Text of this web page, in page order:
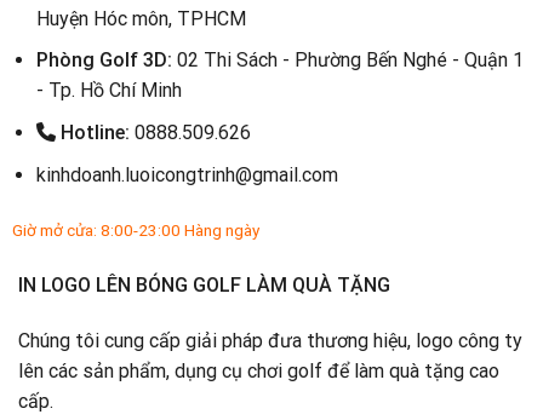
Huyện Hóc môn, TPHCM
Phòng Golf 3D:02 Thi Sách - Phường Bến Nghé - Quận 1
- Tp. Hồ Chí Minh
Hotline: 0888.509.626
kinhdoanh.luoicongtrinh@gmail.com
Giờ mở cửa: 8:00-23:00 Hàng ngày
IN LOGO LÊN BÓNG GOLF LÀM QUÀ TẶNG
Chúng tôi cung cấp giải pháp đưa thương hiệu, logo công ty
lên các sản phẩm, dụng cụ chơi golf để làm quà tặng cao
cấp.